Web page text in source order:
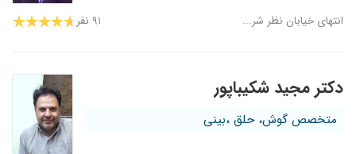
انتهای خیابان نظر شر... ۹۱ نفر
دکتر مجید شکیباپور
متخصص گوش، حلق ،بینی